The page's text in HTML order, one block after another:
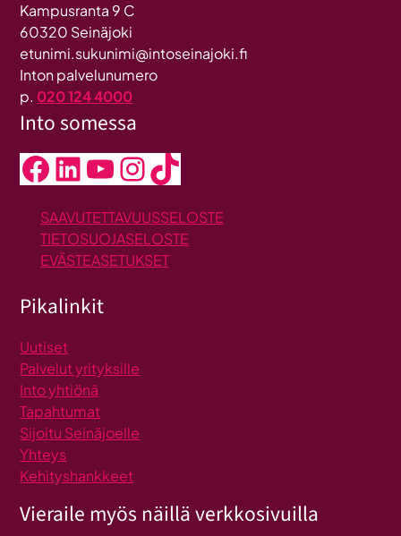
Kampusranta 9 C
60320 Seinäjoki
etunimi.sukunimi@intoseinajoki.fi
Inton palvelunumero
p. 020 124 4000
Into somessa
Facebook LinkedIn YouTube InstagramTikTok
SAAVUTETTAVUUSSELOSTE
TIETOSUOJASELOSTE
EVÄSTEASETUKSET
Pikalinkit
Uutiset
Palvelut yrityksille
Into yhtiönä
Tapahtumat
Sijoitu Seinäjoelle
Yhteys
Kehityshankkeet
Vieraile myös näillä verkkosivuilla